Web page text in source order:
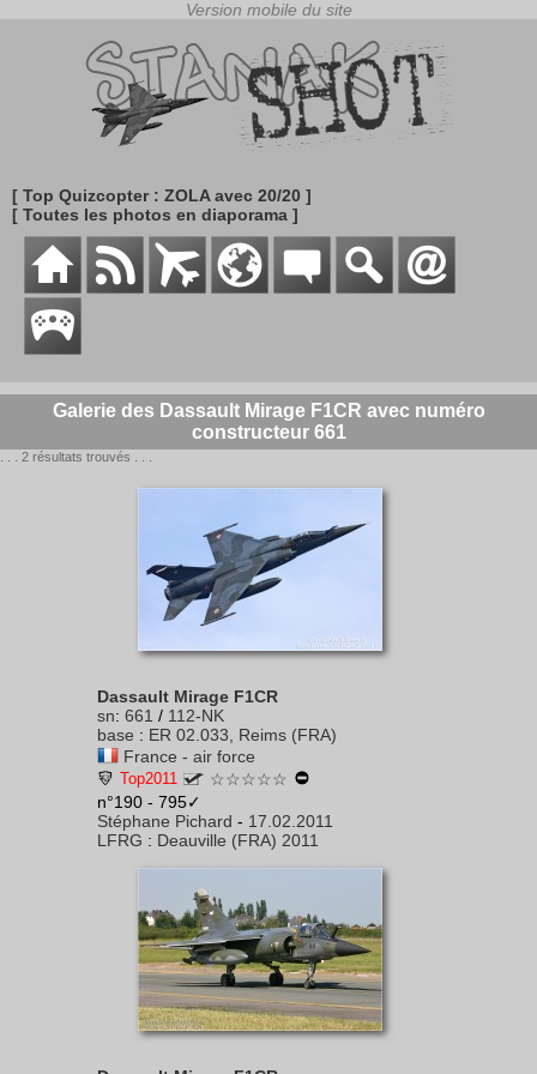
[ Top Quizcopter : ZOLA avec 20/20 ]
[ Toutes les photos en diaporama ]
Galerie des Dassault Mirage F1CR avec numéro
constructeur 661
. . . 2 résultats trouvés . . .
Dassault Mirage F1CR
sn: 661 / 112-NK
base : ER 02.033, Reims (FRA)
France - air force
Top2011
☆☆☆☆☆
n°190 - 795✓
Stéphane Pichard - 17.02.2011
LFRG : Deauville (FRA) 2011